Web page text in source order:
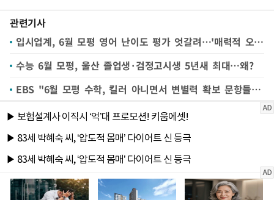
관련기사
입시업계, 6월 모평 영어 난이도 평가 엇갈려…'매력적 오답' 분석도
수능 6월 모평, 울산 졸업생·검정고시생 5년새 최대…왜?
EBS "6월 모평 수학, 킬러 아니면서 변별력 확보 문항들 출제"(종합)